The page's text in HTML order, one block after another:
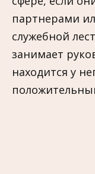
партнерами
служебной
занимает
находится у